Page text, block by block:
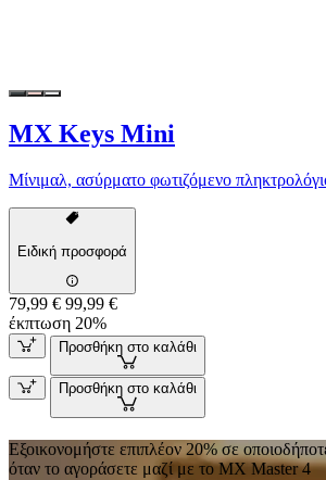
MX Keys Mini
Μίνιμαλ, ασύρματο φωτιζόμενο
Ειδική προσφορά
79,99 € 99,99 €
έκπτωση 20%
Προσθήκη στο καλάθι
Προσθήκη στο καλάθι
Εξοικονομήστε επιπλέον 20% σε
όταν το αγοράσετε μαζί με το MX Master 4